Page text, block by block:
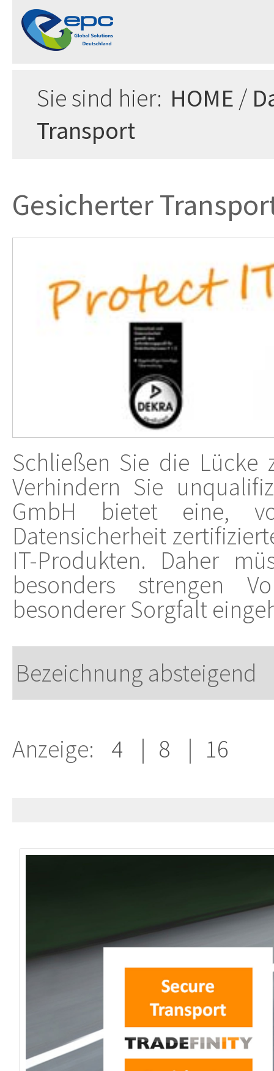
Sie sind hier: HOME /
Transport
Gesicherter
Schließen Sie die Lücke
Verhindern Sie
GmbH bietet eine,
Datensicherheit
IT-Produkten. Daher
besonders strengen
besonderer Sorgfalt
Anzeige: 4 | 8 | 16